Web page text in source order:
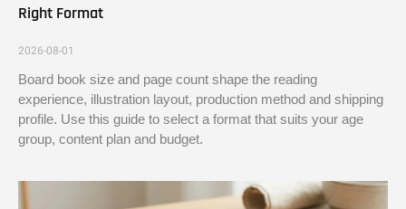
Right Format
2026-08-01
Board book size and page count shape the reading
experience, illustration layout, production method and shipping
profile. Use this guide to select a format that suits your age
group, content plan and budget.